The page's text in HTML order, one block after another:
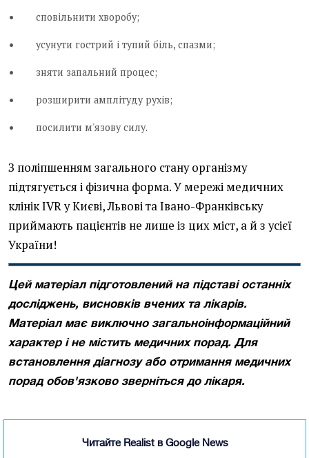
сповільнити хворобу;
усунути гострий і тупий біль, спазми;
зняти запальний процес;
розширити амплітуду рухів;
посилити м'язову силу.
З поліпшенням загального стану організму
підтягується і фізична форма. У мережі медичних
клінік IVR у Києві, Львові та Івано-Франківську
приймають пацієнтів не лише із цих міст, а й з усієї
України!
Цей матеріал підготовлений на підставі останніх
досліджень, висновків вчених та лікарів.
Матеріал має виключно загальноінформаційний
характер і не містить медичних порад. Для
встановлення діагнозу або отримання медичних
порад обов'язково зверніться до лікаря.
Читайте Realist в Google News